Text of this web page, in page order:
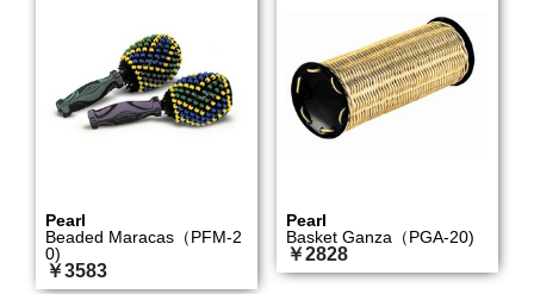
Pearl
Beaded Maracas（PFM-2
0)
￥3583
Pearl
Basket Ganza（PGA-20)
￥2828